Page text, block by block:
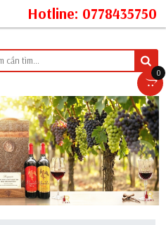
Hotline: 0778435750
0